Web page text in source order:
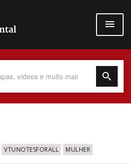
VTUNOTESFORALL MULHER